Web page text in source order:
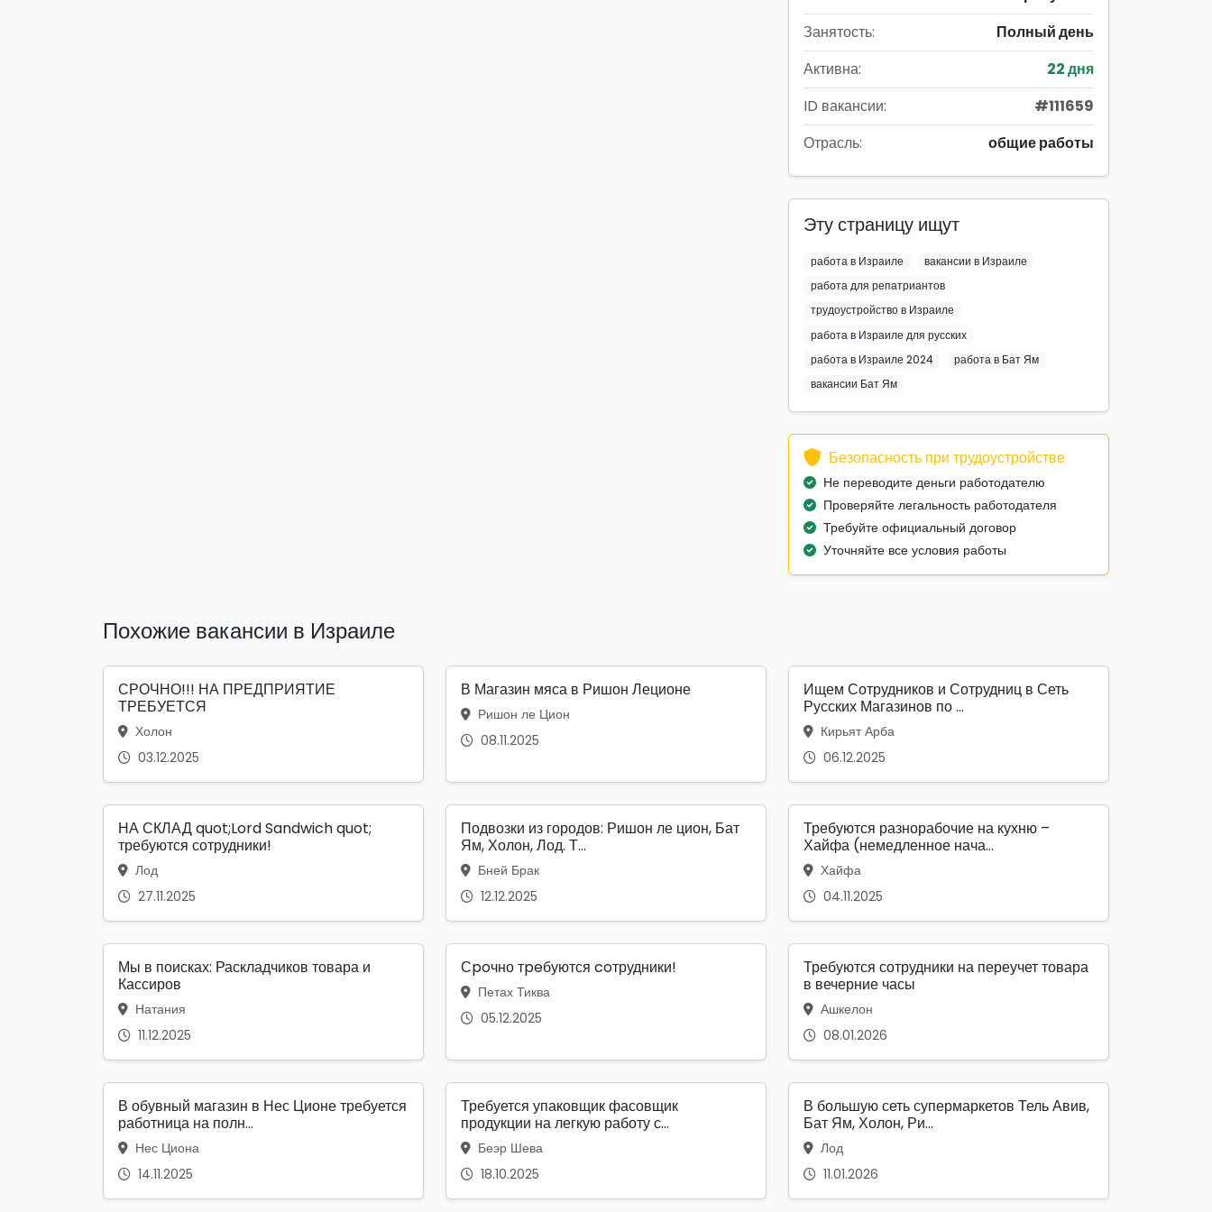
Занятость:
Полный день
Активна:
22 дня
ID вакансии:
#111659
Отрасль:
общие работы
Эту страницу ищут
работа в Израиле
вакансии в Израиле
работа для репатриантов
трудоустройство в Израиле
работа в Израиле для русских
работа в Израиле 2024
работа в Бат Ям
вакансии Бат Ям
Безопасность при трудоустройстве
Не переводите деньги работодателю
Проверяйте легальность работодателя
Требуйте официальный договор
Уточняйте все условия работы
Похожие вакансии в Израиле
СРОЧНО!!! НА ПРЕДПРИЯТИЕ
ТРЕБУЕТСЯ
Холон
03.12.2025
В Магазин мяса в Ришон Леционе
Ришон ле Цион
08.11.2025
Ищем Сотрудников и Сотрудниц в Сеть
Русских Магазинов по ...
Кирьят Арба
06.12.2025
НА СКЛАД quot;Lord Sandwich quot;
требуются сотрудники!
Лод
27.11.2025
Подвозки из городов: Ришон ле цион, Бат
Ям, Холон, Лод. Т...
Бней Брак
12.12.2025
Требуются разнорабочие на кухню –
Хайфа (немедленное нача...
Хайфа
04.11.2025
Мы в поисках: Раскладчиков товара и
Кассиров
Натания
11.12.2025
Сpoчно тpeбуются coтрудники!
Петах Тиква
05.12.2025
Требуются сотрудники на переучет товара
в вечерние часы
Ашкелон
08.01.2026
В обувный магазин в Нес Ционе требуется
работница на полн...
Нес Циона
14.11.2025
Требуется упаковщик фасовщик
продукции на легкую работу с...
Беэр Шева
18.10.2025
В большую сеть супермаркетов Тель Авив,
Бат Ям, Холон, Ри...
Лод
11.01.2026